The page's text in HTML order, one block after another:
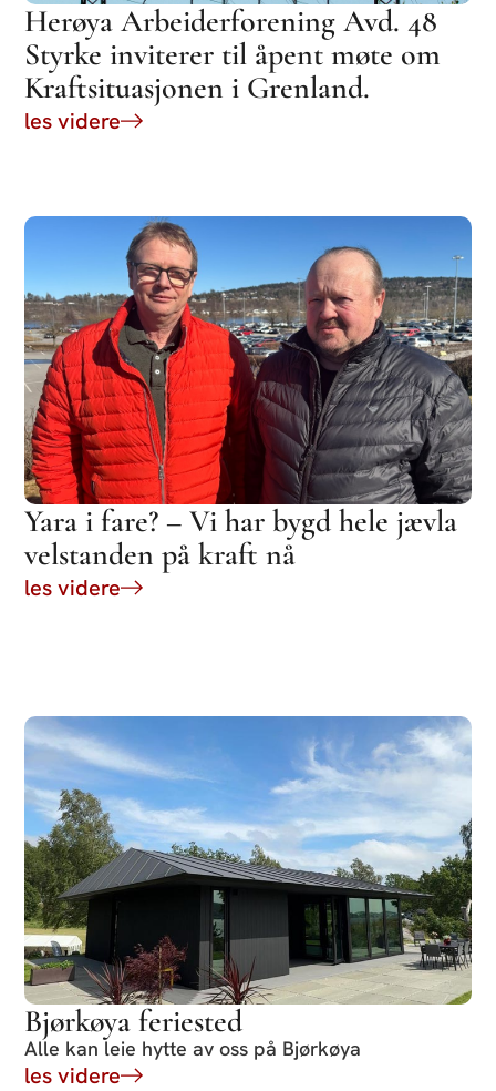
Herøya Arbeiderforening Avd. 48
Styrke inviterer til åpent møte om
Kraftsituasjonen i Grenland.
les videre
Yara i fare? – Vi har bygd hele jævla
velstanden på kraft nå
les videre
Bjørkøya feriested
Alle kan leie hytte av oss på Bjørkøya
les videre